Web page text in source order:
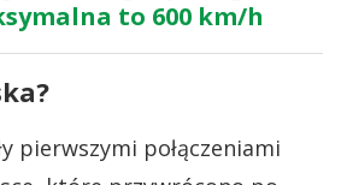
to 600 km/h
pierwszymi połączeniami